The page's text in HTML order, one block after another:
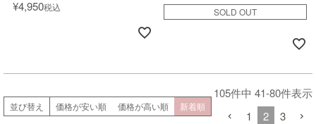
¥4,950税込
SOLD OUT
並び替え 価格が安い順 価格が高い順 新着順
105件中 41-80件表示
1
2 3